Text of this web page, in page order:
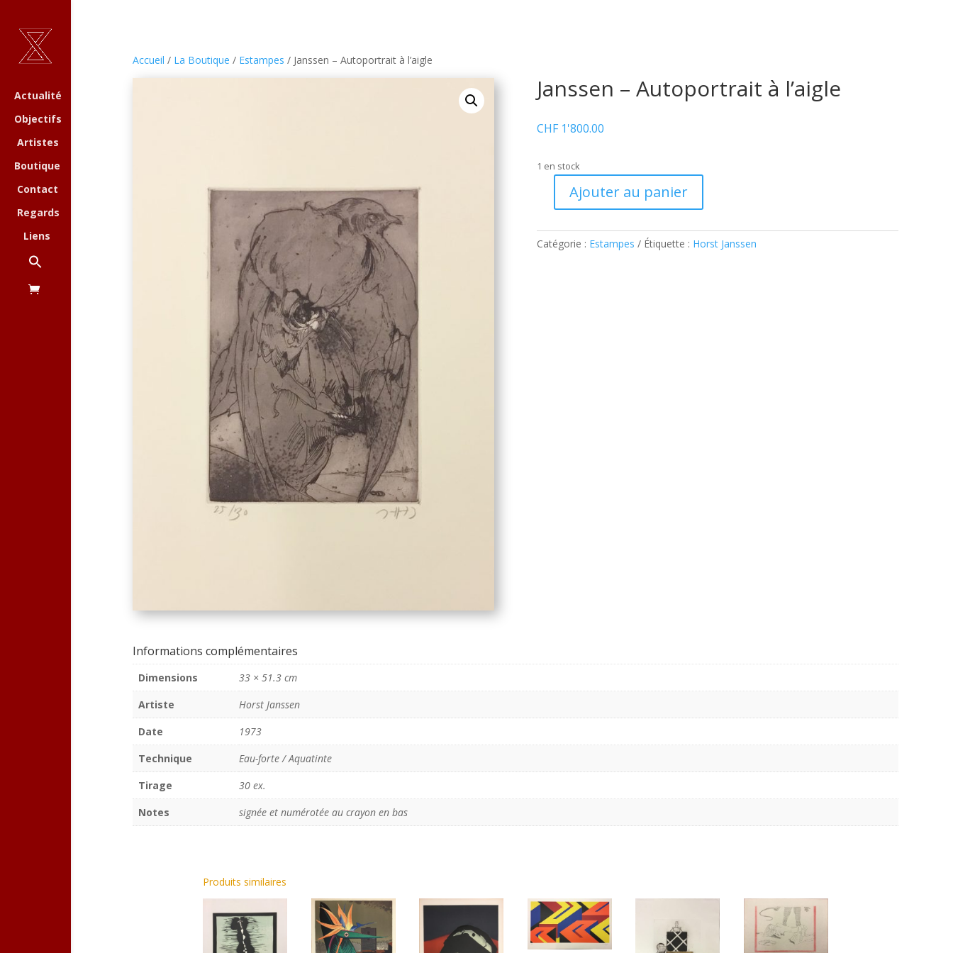
Actualité
Objectifs
Artistes
Boutique
Contact
Regards
Liens
Accueil / La Boutique / Estampes / Janssen – Autoportrait à l’aigle
Janssen – Autoportrait à l’aigle
CHF1'800.00
1 en stock
quantité
Janssen
–
Ajouter au panier
Catégorie : Estampes Étiquette : Horst Janssen
Informations complémentaires
Dimensions
33 × 51.3 cm
Artiste
Horst Janssen
Date
1973
Technique
Eau-forte / Aquatinte
Tirage
30 ex.
Notes
signée et numérotée au crayon en bas
Produits similaires